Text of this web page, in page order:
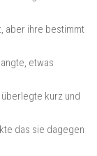
aber ihre bestimmt
etwas
kurz und
das sie dagegen